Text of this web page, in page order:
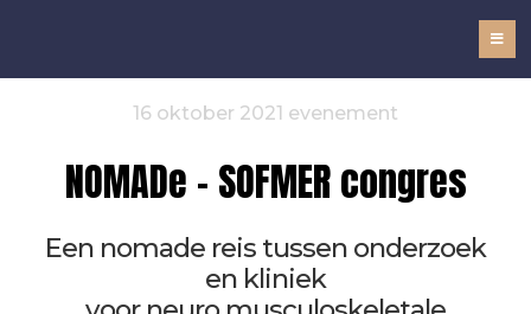
16 oktober 2021 evenement
NOMADe – SOFMER congres
Een nomade reis tussen onderzoek
en kliniek